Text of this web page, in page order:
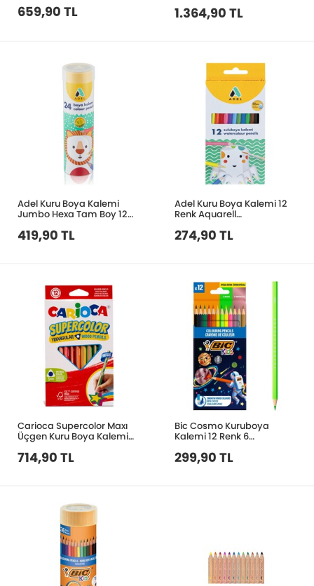
659,90 TL 1.364,90 TL
Adel Kuru Boya Kalemi
Jumbo Hexa Tam Boy 12
Renk Tüp 2119510013000
419,90 TL
Adel Kuru Boya Kalemi 12
Renk Aquarell
2162610001000
274,90 TL
Carioca Supercolor Maxı
Üçgen Kuru Boya Kalemi
12’li 43451
714,90 TL
Bic Cosmo Kuruboya
Kalemi 12 Renk 6
299,90 TL